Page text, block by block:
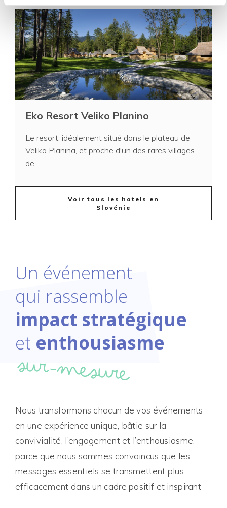
Eko Resort Veliko Planino
Le resort, idéalement situé dans le plateau de
Velika Planina, et proche d'un des rares villages
de ...
Voir tous les hotels en
Slovénie
Un événement
qui rassemble
impact stratégique
et enthousiasme
sur-mesure
Nous transformons chacun de vos événements
en une expérience unique, bâtie sur la
convivialité, l’engagement et l’enthousiasme,
parce que nous sommes convaincus que les
messages essentiels se transmettent plus
efficacement dans un cadre positif et inspirant